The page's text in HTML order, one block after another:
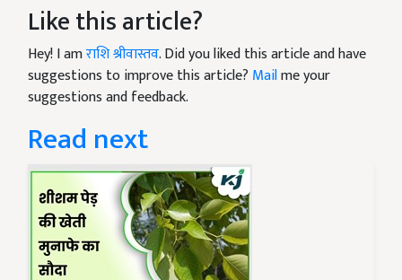
Like this article?
Hey! I amराशि श्रीवास्तव. Did you liked this article and have
suggestions to improve this article? Mailme your
suggestions and feedback.
Read next